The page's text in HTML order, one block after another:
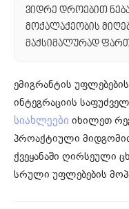
ვიდრე დროებით
მოქალაქეობის
მაქსიმალურად
ემიგრანტის
ინტეგრაციის
სიახლეები იხილეთ
პროაქტიული
ქვეყანაში ღირსეული
სრული უფლებების